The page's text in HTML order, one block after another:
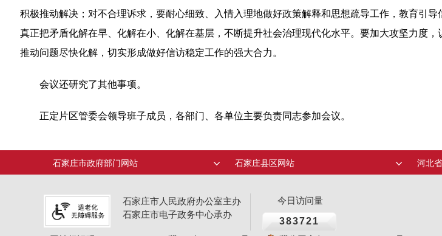
积极推动解决；对不合理诉求，要耐心细致、入情入理地做好政策解释和思想疏导工作，教育引
真正把矛盾化解在早、化解在小、化解在基层，不断提升社会治理现代化水平。要加大攻坚力度
推动问题尽快化解，切实形成做好信访稳定工作的强大合力。
会议还研究了其他事项。
正定片区管委会领导班子成员，各部门、各单位主要负责同志参加会议。